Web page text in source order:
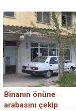
Binanın önüne
arabasını çekip